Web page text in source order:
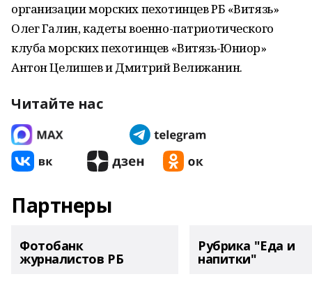
организации морских пехотинцев РБ «Витязь»
Олег Галин, кадеты военно-патриотического
клуба морских пехотинцев «Витязь-Юниор»
Антон Целишев и Дмитрий Велижанин.
Читайте нас
Партнеры
Фотобанк
журналистов РБ
Рубрика "Еда и
напитки"